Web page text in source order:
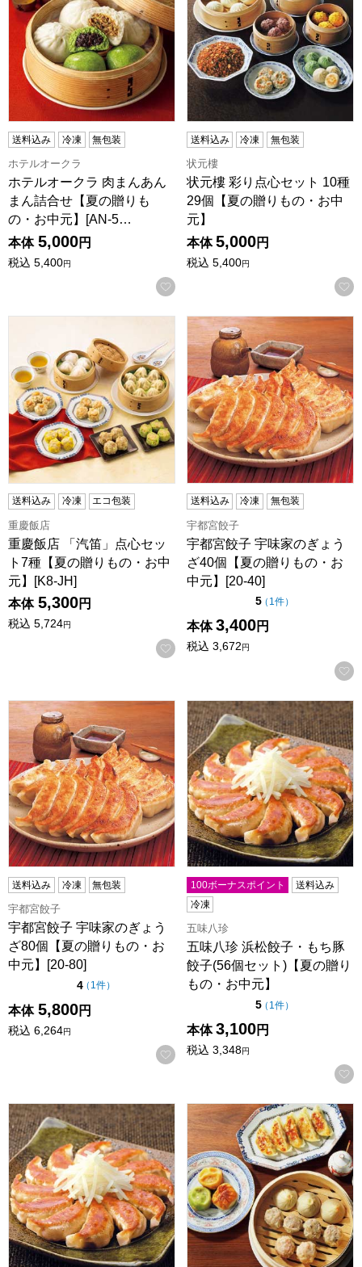
送料込み 冷凍 無包装
ホテルオークラ
ホテルオークラ 肉まんあん
まん詰合せ【夏の贈りも
の・お中元】[AN-5…
本体 5,000円
税込 5,400円
お気に入りに登録する
送料込み 冷凍 無包装
状元樓
状元樓 彩り点心セット 10種
29個【夏の贈りもの・お中
元】
本体 5,000円
税込 5,400円
重慶飯店 「汽笛」点心セット7種【夏の贈りもの・お中元】
送料込み 冷凍 エコ包装
重慶飯店
重慶飯店 「汽笛」点心セッ
ト7種【夏の贈りもの・お中
元】[K8-JH]
本体 5,300円
税込 5,724円
お気に入りに登録する
宇都宮餃子 宇味家のぎょう
送料込み 冷凍 無包装
宇都宮餃子
宇都宮餃子 宇味家のぎょう
ざ40個【夏の贈りもの・お
中元】[20-40]
5点（5点満点中）
（ 1件の評価
）
本体 3,400円
税込 3,672円
宇都宮餃子 宇味家のぎょうざ80個【夏の贈りもの・お中元
送料込み 冷凍 無包装
宇都宮餃子
宇都宮餃子 宇味家のぎょう
ざ80個【夏の贈りもの・お
中元】[20-80]
4点（5点満点中）
（ 1件の評価
）
本体 5,800円
税込 6,264円
お気に入りに登録する
五味八珍 浜松餃子・もち豚
100ボーナスポイント
送料込み
冷凍
五味八珍
五味八珍 浜松餃子・もち豚
餃子(56個セット)【夏の贈り
もの・お中元】
5点（5点満点中）
（ 1件の評価
）
本体 3,100円
税込 3,348円
五味八珍 浜松餃子・もち豚餃子(84個セット)【夏の贈りもの
王府井 10種類の飲茶点心セ